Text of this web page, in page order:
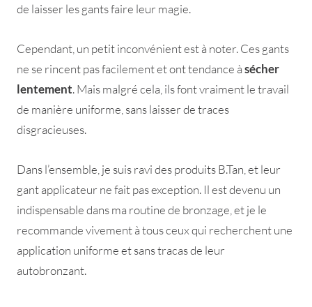
de laisser les gants faire leur magie.
Cependant, un petit inconvénient est à noter. Ces gants
ne se rincent pas facilement et ont tendance àsécher
lentement. Mais malgré cela, ils font vraiment le travail
de manière uniforme, sans laisser de traces
disgracieuses.
Dans l’ensemble, je suis ravi des produits B.Tan, et leur
gant applicateur ne fait pas exception. Il est devenu un
indispensable dans ma routine de bronzage, et je le
recommande vivement à tous ceux qui recherchent une
application uniforme et sans tracas de leur
autobronzant.